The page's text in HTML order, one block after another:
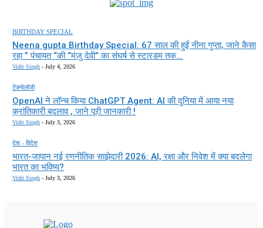
BIRTHDAY SPECIAL
Neena gupta Birthday Special: 67 साल की हुईं नीना गुप्ता, जाने कैसा
रहा ” पंचायत “की “मंजु देवी” का संघर्ष से स्टारडम तक...
Vidit Singh - July 4, 2026
टेक्नोलॉजी
OpenAI ने लॉन्च किया ChatGPT Agent: AI की दुनिया में आया नया
क्रांतिकारी बदलाव , जाने पूरी जानकारी !
Vidit Singh - July 3, 2026
देश - विदेश
भारत-जापान नई रणनीतिक साझेदारी 2026: AI, रक्षा और निवेश में क्या बदलेगा
भारत का भविष्य?
Vidit Singh - July 3, 2026